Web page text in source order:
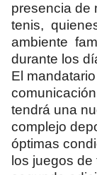
presencia de
tenis,
ambiente
durante los
El
tendrá una
complejo
óptimas
los juegos